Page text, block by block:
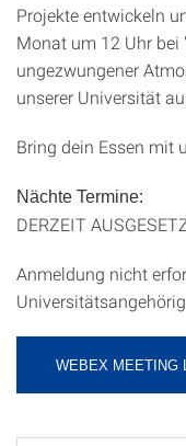
Projekte entwickeln
Monat um 12 Uhr
ungezwungener
unserer Universität
Bring dein Essen mit
Nächte Termine:
DERZEIT
Anmeldung nicht
WEBEX MEETING